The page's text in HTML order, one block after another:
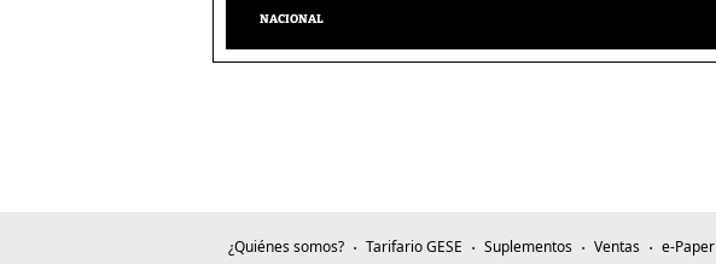
NACIONAL
¿Quiénes somos? Tarifario GESE Suplementos Ventas
e-Paper